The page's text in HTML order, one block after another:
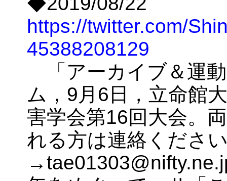
https://twitter.com/
45388208129
「アーカイブ＆運
ム，9月6日，立命館
害学会第16回大会。
れる方は連絡くださ